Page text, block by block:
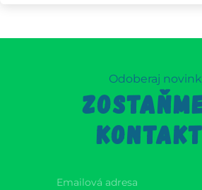
Odoberaj